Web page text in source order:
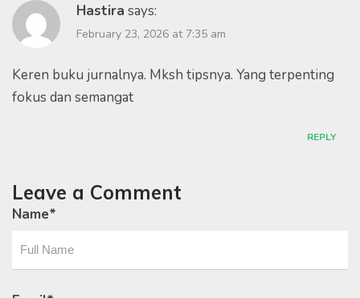
Hastira says:
February 23, 2026 at 7:35 am
Keren buku jurnalnya. Mksh tipsnya. Yang terpenting
fokus dan semangat
REPLY
Leave a Comment
Name*